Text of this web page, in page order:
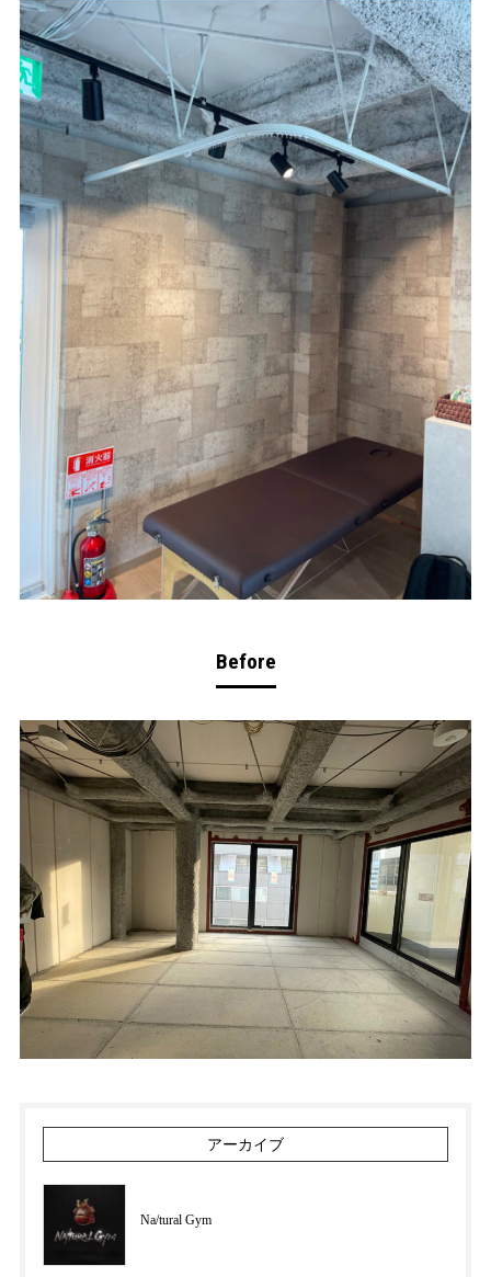
Before
アーカイブ
Na/tural Gym